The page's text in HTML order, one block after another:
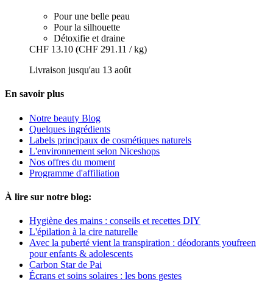
Pour une belle peau
Pour la silhouette
Détoxifie et draine
CHF 13.10 (CHF 291.11 / kg)
Livraison jusqu'au 13 août
En savoir plus
Notre beauty Blog
Quelques ingrédients
Labels principaux de cosmétiques naturels
L'environnement selon Niceshops
Nos offres du moment
Programme d'affiliation
À lire sur notre blog:
Hygiène des mains : conseils et recettes DIY
L'épilation à la cire naturelle
Avec la puberté vient la transpiration : déodorants youfreen
pour enfants & adolescents
Carbon Star de Pai
Écrans et soins solaires : les bons gestes